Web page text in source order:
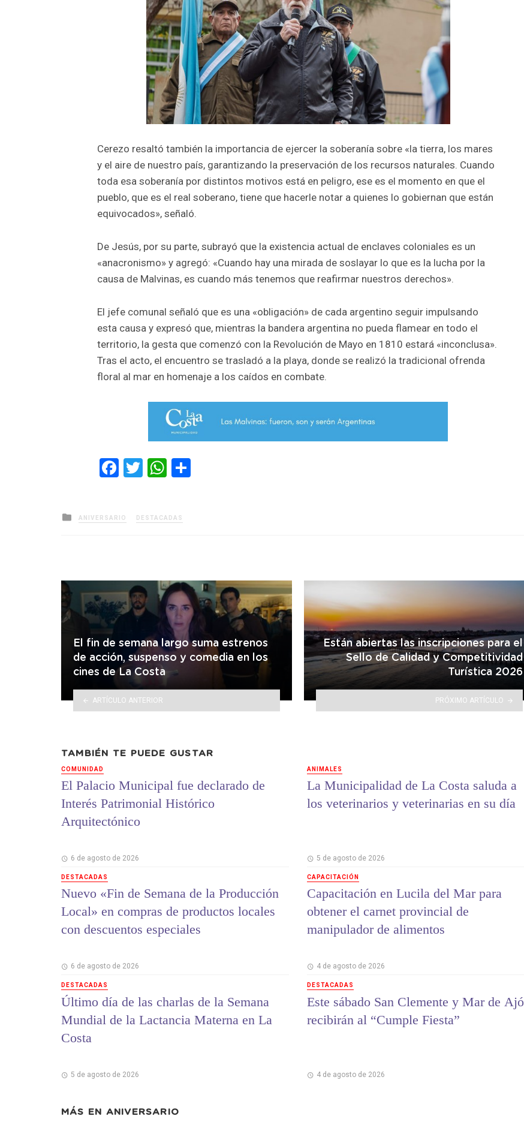
Cerezo resaltó también la importancia de ejercer la soberanía sobre «la tierra, los mares
y el aire de nuestro país, garantizando la preservación de los recursos naturales. Cuando
toda esa soberanía por distintos motivos está en peligro, ese es el momento en que el
pueblo, que es el real soberano, tiene que hacerle notar a quienes lo gobiernan que están
equivocados», señaló.
De Jesús, por su parte, subrayó que la existencia actual de enclaves coloniales es un
«anacronismo» y agregó: «Cuando hay una mirada de soslayar lo que es la lucha por la
causa de Malvinas, es cuando más tenemos que reafirmar nuestros derechos».
El jefe comunal señaló que es una «obligación» de cada argentino seguir impulsando
esta causa y expresó que, mientras la bandera argentina no pueda flamear en todo el
territorio, la gesta que comenzó con la Revolución de Mayo en 1810 estará «inconclusa».
Tras el acto, el encuentro se trasladó a la playa, donde se realizó la tradicional ofrenda
floral al mar en homenaje a los caídos en combate.
Facebook
TwitterWhatsApp
Posted
in
ANIVERSARIO DESTACADAS
El fin de semana largo suma estrenos
de acción, suspenso y comedia en los
cines de La Costa
ARTÍCULO ANTERIOR
Están abiertas las inscripciones para el
Sello de Calidad y Competitividad
Turística 2026
PRÓXIMO ARTÍCULO
TAMBIÉN TE PUEDE GUSTAR
COMUNIDAD
El Palacio Municipal fue declarado de
Interés Patrimonial Histórico
Arquitectónico
6 de agosto de 2026
DESTACADAS
Nuevo «Fin de Semana de la Producción
Local» en compras de productos locales
con descuentos especiales
6 de agosto de 2026
DESTACADAS
Último día de las charlas de la Semana
Mundial de la Lactancia Materna en La
Costa
5 de agosto de 2026
ANIMALES
La Municipalidad de La Costa saluda a
los veterinarios y veterinarias en su día
5 de agosto de 2026
CAPACITACIÓN
Capacitación en Lucila del Mar para
obtener el carnet provincial de
manipulador de alimentos
4 de agosto de 2026
DESTACADAS
Este sábado San Clemente y Mar de Ajó
recibirán al “Cumple Fiesta”
4 de agosto de 2026
MÁS EN ANIVERSARIO